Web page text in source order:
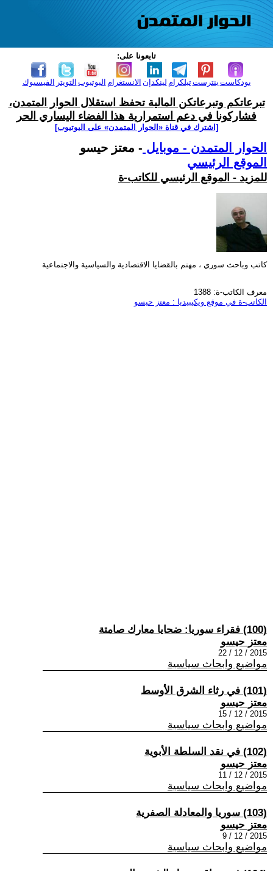
تابعونا على:
الفيسبوك التويتر اليوتيوب الانستغرام لينكدإن تيلكرامبنترست بودكاست
تبرعاتكم وتبرعاتكن المالية تحفظ استقلال الحوار المتمدن،
فشاركونا في دعم استمرارية هذا الفضاء اليساري الحر
[اشترك في قناة ‫«الحوار المتمدن» على اليوتيوب]
الحوار المتمدن - موبايل - معتز حيسو
الموقع الرئيسي
للمزيد - الموقع الرئيسي للكاتب-ة
كاتب وباحث سوري ، مهتم بالقضايا الاقتصادية والسياسية والاجتماعية
معرف الكاتب-ة: 1388
الكاتب-ة في موقع ويكيبيديا : معتز حيسو
(100) فقراء سوريا: ضحايا معارك صامتة
معتز حيسو
2015 / 12 / 22
مواضيع وابحاث سياسية
(101) في رثاء الشرق الأوسط
معتز حيسو
2015 / 12 / 15
مواضيع وابحاث سياسية
(102) في نقد السلطة الأبوية
معتز حيسو
2015 / 12 / 11
مواضيع وابحاث سياسية
(103) سوريا والمعادلة الصفرية
معتز حيسو
2015 / 12 / 9
مواضيع وابحاث سياسية